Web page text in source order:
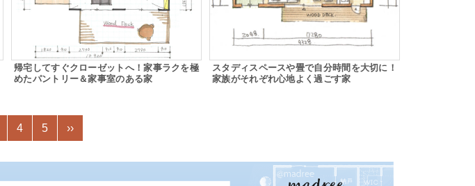
帰宅してすぐクローゼットへ！家事ラクを極
めたパントリー＆家事室のある家
スタディスペースや畳で自分時間を大切に！
家族がそれぞれ心地よく過ごす家
4 5 ››